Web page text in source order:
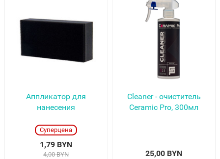
Аппликатор для
нанесения
Суперцена
1,79 BYN
4,00 BYN
Cleaner - очиститель
Ceramic Pro, 300мл
25,00 BYN